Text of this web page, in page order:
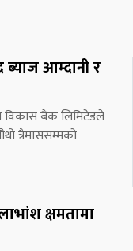
आम्दानी र
विकास बैंक लिमिटेडले
त्रैमाससम्मको
क्षमतामा